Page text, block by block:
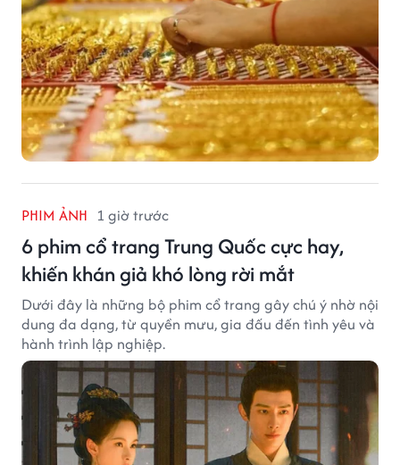
PHIM ẢNH 1 giờ trước
6 phim cổ trang Trung Quốc cực hay,
khiến khán giả khó lòng rời mắt
Dưới đây là những bộ phim cổ trang gây chú ý nhờ nội
dung đa dạng, từ quyền mưu, gia đấu đến tình yêu và
hành trình lập nghiệp.